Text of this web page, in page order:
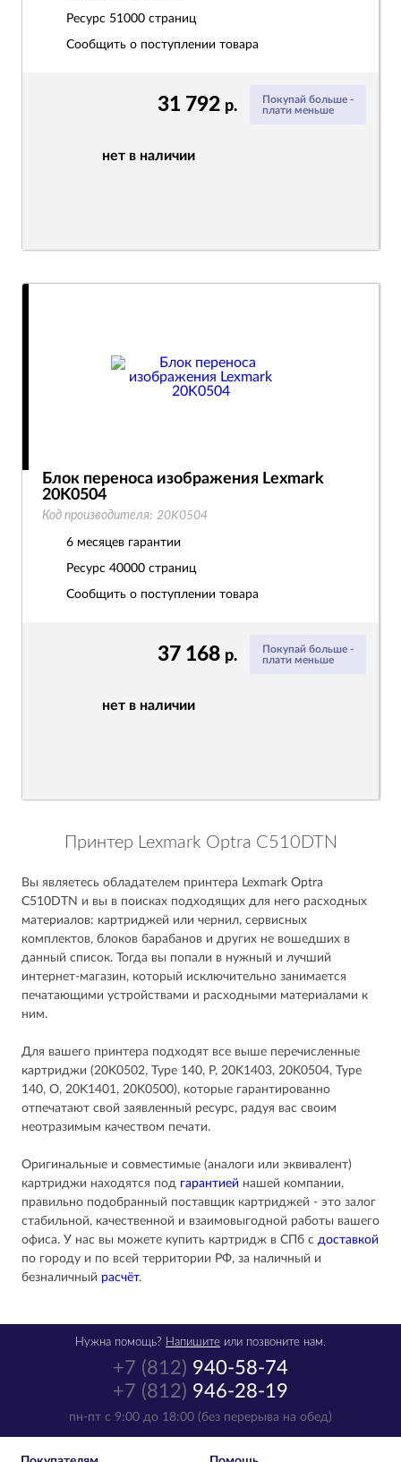
Покупай больше -
плати меньше
31 792 р.
нет в наличии
Ресурс 51000 страниц
Сообщить о поступлении товара
Покупай больше -
плати меньше
37 168 р.
нет в наличии
Блок переноса изображения Lexmark
20K0504
Код производителя: 20K0504
6 месяцев гарантии
Ресурс 40000 страниц
Сообщить о поступлении товара
Принтер Lexmark Optra C510DTN
Вы являетесь обладателем принтера Lexmark Optra
C510DTN и вы в поисках подходящих для него расходных
материалов: картриджей или чернил, сервисных
комплектов, блоков барабанов и других не вошедших в
данный список. Тогда вы попали в нужный и лучший
интернет-магазин, который исключительно занимается
печатающими устройствами и расходными материалами к
ним.
Для вашего принтера подходят все выше перечисленные
картриджи (20K0502, Type 140, P, 20K1403, 20K0504, Type
140, O, 20K1401, 20K0500), которые гарантированно
отпечатают свой заявленный ресурс, радуя вас своим
неотразимым качеством печати.
Оригинальные и совместимые (аналоги или эквивалент)
картриджи находятся под гарантией нашей компании,
правильно подобранный поставщик картриджей - это залог
стабильной, качественной и взаимовыгодной работы вашего
офиса. У нас вы можете купить картридж в СПб с доставкой
по городу и по всей территории РФ, за наличный и
безналичный расчёт.
+7 (812) 940-58-74
+7 (812) 946-28-19
пн-пт с 9:00 до 18:00 (без перерыва на обед)
Нужна помощь? Напишите или позвоните нам.